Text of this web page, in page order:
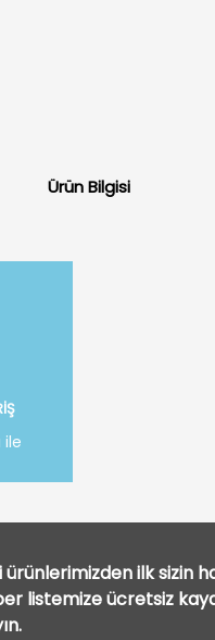
Ürün Bilgisi
ile
ilk sizin
listemize ücretsiz